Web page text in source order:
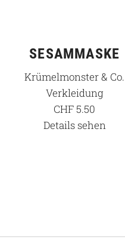
SESAMMASKE
Krümelmonster & Co.
Verkleidung
CHF5.50
Details sehen